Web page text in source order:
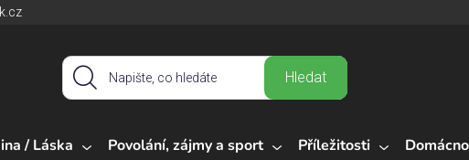
Hledat
/ Láska Povolání, zájmy a sport Příležitosti